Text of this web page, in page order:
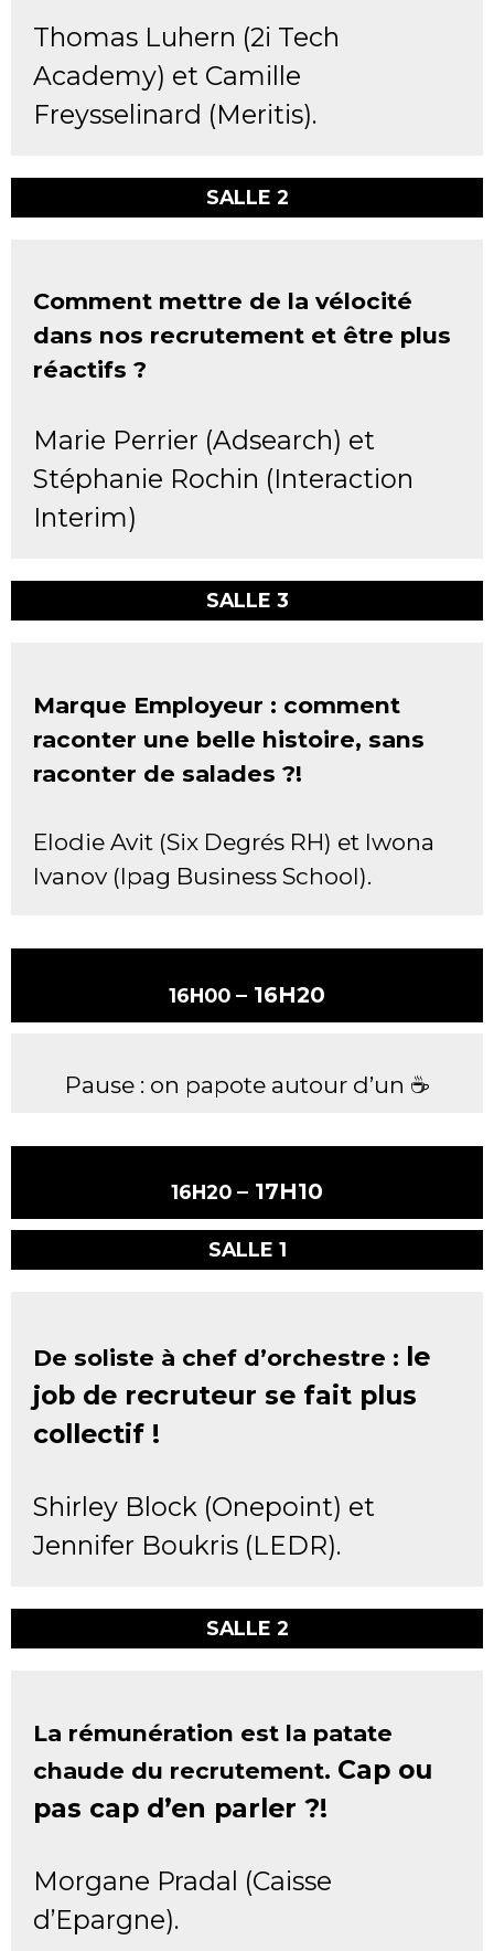
Thomas Luhern (2i Tech
Academy) et Camille
Freysselinard (Meritis).
SALLE 2
Comment mettre de la vélocité
dans nos recrutement et être plus
réactifs ?
Marie Perrier (Adsearch) et
Stéphanie Rochin (Interaction
Interim)
SALLE 3
Marque Employeur : comment
raconter une belle histoire, sans
raconter de salades ?!
Elodie Avit (Six Degrés RH) et Iwona
Ivanov (Ipag Business School).
16H00 – 16H20
Pause : on papote autour d’un ☕️
16H20 – 17H10
SALLE 1
De soliste à chef d’orchestre : le
job de recruteur se fait plus
collectif !
Shirley Block (Onepoint) et
Jennifer Boukris (LEDR).
SALLE 2
La rémunération est la patate
chaude du recrutement. Cap ou
pas cap d’en parler ?!
Morgane Pradal (Caisse
d’Epargne).